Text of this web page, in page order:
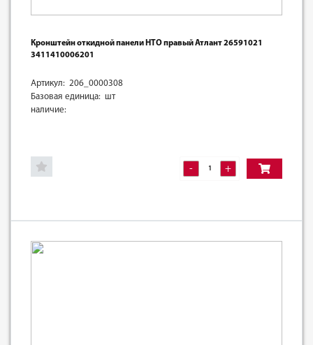
Кронштейн откидной панели НТО правый Атлант 26591021
3411410006201
Артикул: 206_0000308
Базовая единица: шт
наличие:
- +